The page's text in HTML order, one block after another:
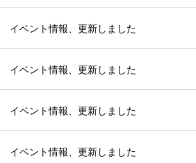
イベント情報、更新しました
イベント情報、更新しました
イベント情報、更新しました
イベント情報、更新しました